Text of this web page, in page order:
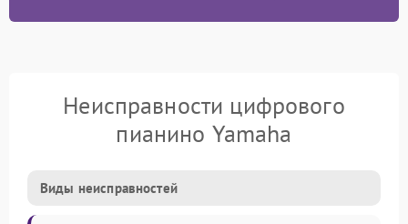
Неисправности цифрового
пианино Yamaha
Виды неисправностей